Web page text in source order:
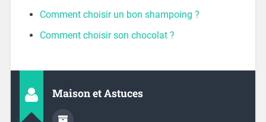
Comment choisir un bon shampoing ?
Comment choisir son chocolat ?
Maison et Astuces